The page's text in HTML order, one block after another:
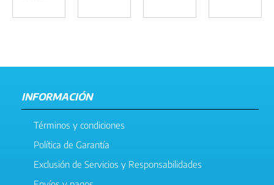
INFORMACIÓN
Términos y condiciones
Política de Garantía
Exclusión de Servicios y Responsabilidades